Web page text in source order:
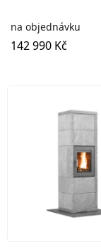
na objednávku
142 990 Kč